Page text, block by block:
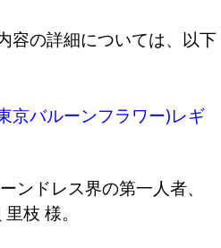
容の詳細については、以下
京バルーンフラワー)レギ
ンドレス界の第一人者、
枝 様。